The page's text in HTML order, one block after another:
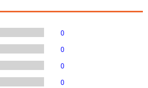
0
0
0
0